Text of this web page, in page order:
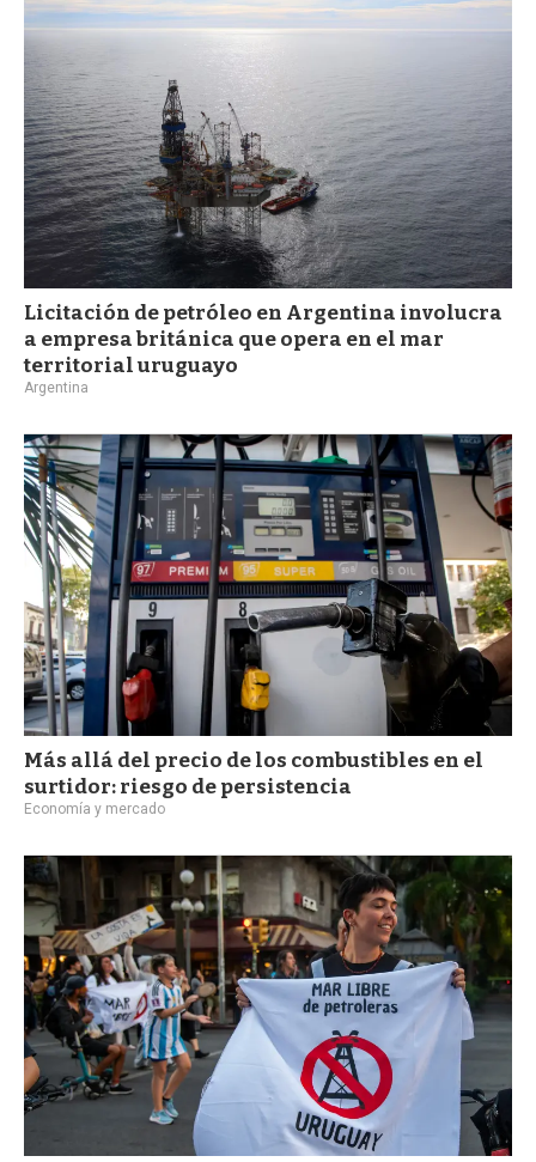
a
Licitación de petróleo en Argentina involucra
a empresa británica que opera en el mar
territorial uruguayo
Argentina
Más allá del precio de los combustibles en el
surtidor: riesgo de persistencia
Economía y mercado